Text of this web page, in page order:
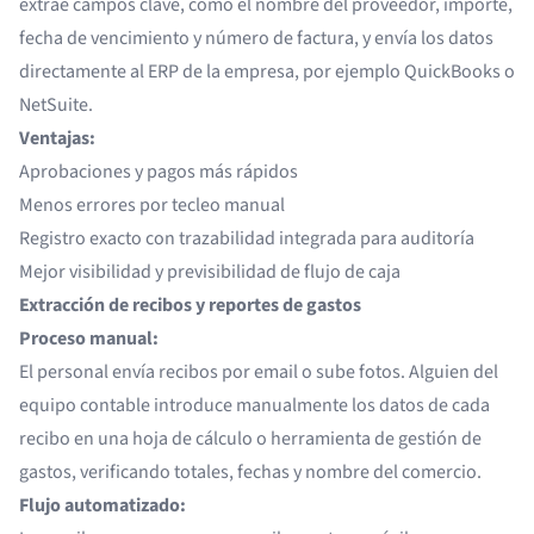
fecha de vencimiento y número de factura, y envía los datos
directamente al ERP de la empresa, por ejemplo QuickBookso
NetSuite.
Ventajas:
Aprobaciones y pagos más rápidos
Menos errores por tecleo manual
Registro exacto con trazabilidad integrada para auditoría
Mejor visibilidad y previsibilidad de flujo de caja
Extracción de recibos y reportes de gastos
Proceso manual:
El personal envía recibos por email o sube fotos. Alguien del
equipo contable introduce manualmente los datos de cada
recibo en una hoja de cálculo o herramienta de gestión de
gastos, verificando totales, fechas y nombre del comercio.
Flujo automatizado: